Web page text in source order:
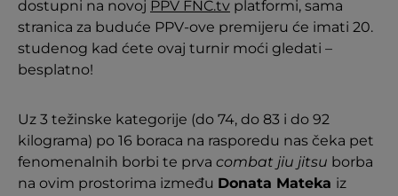
dostupni na novoj PPV FNC.tv platformi, sama
stranica za buduće PPV-ove premijeru će imati 20.
studenog kad ćete ovaj turnir moći gledati –
besplatno!
Uz 3 težinske kategorije (do 74, do 83 i do 92
kilograma) po 16 boraca na rasporedu nas čeka pet
fenomenalnih borbi te prva combat jiu jitsu borba
na ovim prostorima između Donata Mateka iz